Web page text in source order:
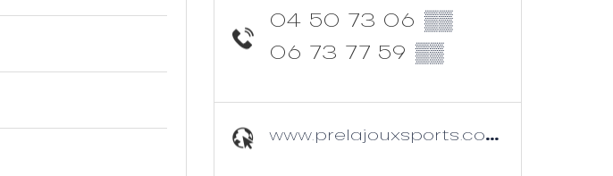
04 50 73 06 ▒▒
06 73 77 59 ▒▒
www.prelajouxsports.com